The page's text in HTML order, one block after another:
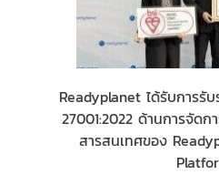
Readyplanet ได้รับการรั
27001:2022 ด้านการจัด
สารสนเทศของ